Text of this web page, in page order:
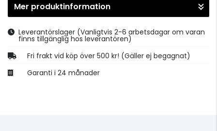
Gå till kassan
Mer produktinformation
Leverantörslager (Vanligtvis 2-6 arbetsdagar om varan
finns tillgänglig hos leverantören)
Fri frakt vid köp över 500 kr! (Gäller ej begagnat)
Garanti i 24 månader